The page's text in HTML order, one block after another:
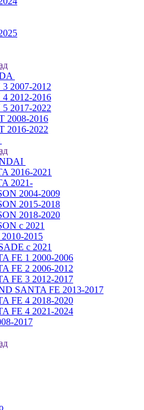
2007-2012
2012-2016
2017-2022
2008-2016
2016-2022
2016-2021
2021-
2004-2009
2015-2018
2018-2020
с 2021
2015
с 2021
FE 1 2000-2006
FE 2 2006-2012
FE 3 2012-2017
SANTA FE 2013-2017
FE 4 2018-2020
FE 4 2021-2024
2017